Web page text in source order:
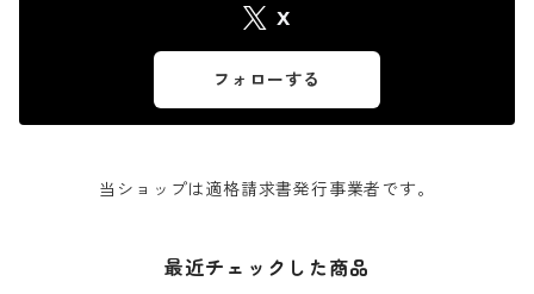
X
フォローする
当ショップは適格請求書発行事業者です。
最近チェックした商品